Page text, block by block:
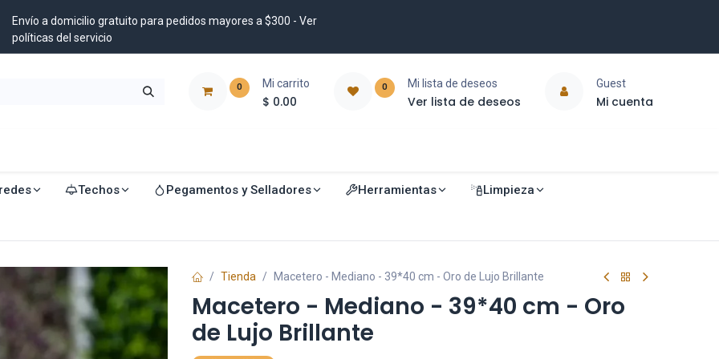
Envío a domicilio gratuito para pedidos mayores a $300 - Ver
políticas del servicio
0 Mi carrito
$ 0.00
0 Mi lista de deseos
Ver lista de deseos
Guest
Mi cuenta
Techos Pegamentos y Selladores Herramientas Limpieza
Tienda Macetero - Mediano - 39*40 cm - Oro de Lujo Brillante
Macetero - Mediano - 39*40 cm - Oro
de Lujo Brillante